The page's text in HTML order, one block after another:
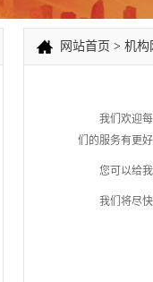
网站首页 > 机构
我们欢迎每
们的服务有更
您可以给我
我们将尽快